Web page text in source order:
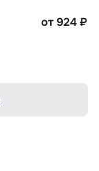
от 924₽